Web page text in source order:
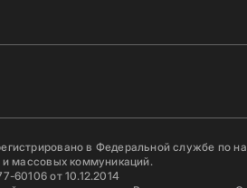
в Федеральной службе по
и массовых коммуникаций.
60106 от 10.12.2014